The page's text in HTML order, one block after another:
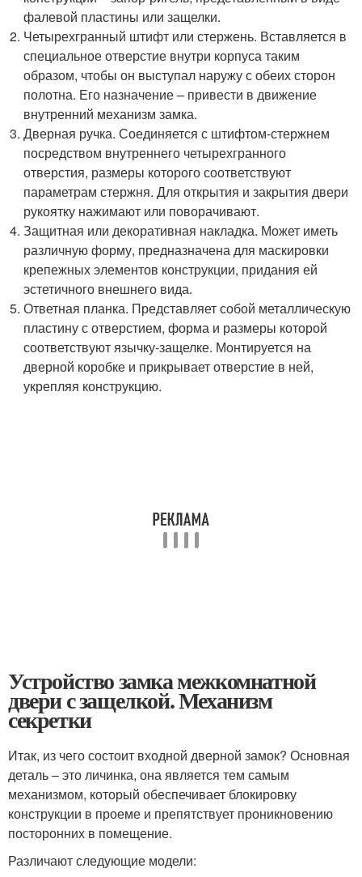
фалевой пластины или защелки.
Четырехгранный штифт или стержень. Вставляется в
специальное отверстие внутри корпуса таким
образом, чтобы он выступал наружу с обеих сторон
полотна. Его назначение – привести в движение
внутренний механизм замка.
Дверная ручка. Соединяется с штифтом-стержнем
посредством внутреннего четырехгранного
отверстия, размеры которого соответствуют
параметрам стержня. Для открытия и закрытия двери
рукоятку нажимают или поворачивают.
Защитная или декоративная накладка. Может иметь
различную форму, предназначена для маскировки
крепежных элементов конструкции, придания ей
эстетичного внешнего вида.
Ответная планка. Представляет собой металлическую
пластину с отверстием, форма и размеры которой
соответствуют язычку-защелке. Монтируется на
дверной коробке и прикрывает отверстие в ней,
укрепляя конструкцию.
Устройство замка межкомнатной
двери с защелкой. Механизм
секретки
Итак, из чего состоит входной дверной замок? Основная
деталь – это личинка, она является тем самым
механизмом, который обеспечивает блокировку
конструкции в проеме и препятствует проникновению
посторонних в помещение.
Различают следующие модели: